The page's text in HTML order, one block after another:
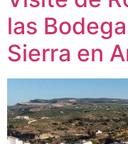
las
Sierra en